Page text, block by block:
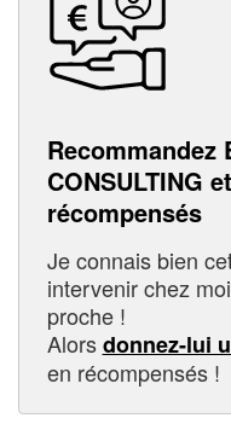
Recommandez
CONSULTING
récompensés
Je connais bien
intervenir chez
proche !
Alorsdonnez-lui
en récompensés !